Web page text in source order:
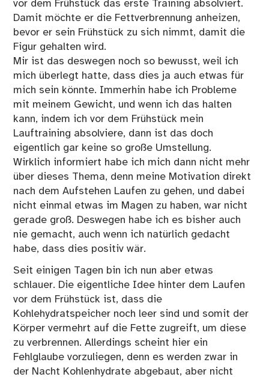
vor dem Frühstück das erste Training absolviert.
Damit möchte er die Fettverbrennung anheizen,
bevor er sein Frühstück zu sich nimmt, damit die
Figur gehalten wird.
Mir ist das deswegen noch so bewusst, weil ich
mich überlegt hatte, dass dies ja auch etwas für
mich sein könnte. Immerhin habe ich Probleme
mit meinem Gewicht, und wenn ich das halten
kann, indem ich vor dem Frühstück mein
Lauftraining absolviere, dann ist das doch
eigentlich gar keine so große Umstellung.
Wirklich informiert habe ich mich dann nicht mehr
über dieses Thema, denn meine Motivation direkt
nach dem Aufstehen Laufen zu gehen, und dabei
nicht einmal etwas im Magen zu haben, war nicht
gerade groß. Deswegen habe ich es bisher auch
nie gemacht, auch wenn ich natürlich gedacht
habe, dass dies positiv wär.
Seit einigen Tagen bin ich nun aber etwas
schlauer. Die eigentliche Idee hinter dem Laufen
vor dem Frühstück ist, dass die
Kohlehydratspeicher noch leer sind und somit der
Körper vermehrt auf die Fette zugreift, um diese
zu verbrennen. Allerdings scheint hier ein
Fehlglaube vorzuliegen, denn es werden zwar in
der Nacht Kohlenhydrate abgebaut, aber nicht